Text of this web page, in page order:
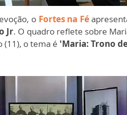
oFortes na Fé
Jr. O quadro reflete sobre
(11), o tema é 'Maria: Trono